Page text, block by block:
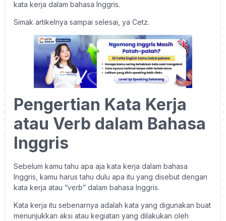
kata kerja dalam bahasa Inggris.
Simak artikelnya sampai selesai, ya Cetz.
Pengertian Kata Kerja
atau Verb dalam Bahasa
Inggris
Sebelum kamu tahu apa aja kata kerja dalam bahasa
Inggris, kamu harus tahu dulu apa itu yang disebut dengan
kata kerja atau “verb” dalam bahasa Inggris.
Kata kerja itu sebenarnya adalah kata yang digunakan buat
menunjukkan aksi atau kegiatan yang dilakukan oleh